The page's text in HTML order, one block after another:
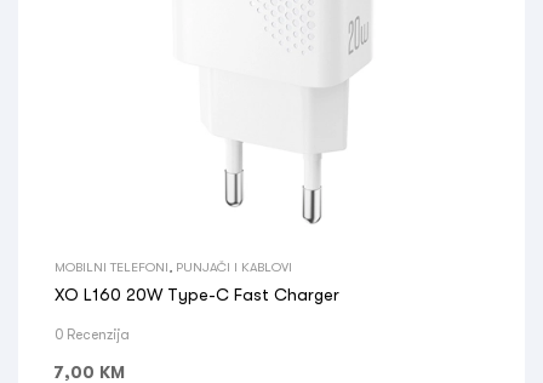
MOBILNI TELEFONI PUNJAČI I KABLOVI
XO L160 20W Type-C Fast Charger
0 Recenzija
7,00 KM